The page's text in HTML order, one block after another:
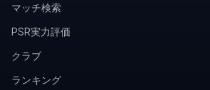
マッチ検索
PSR実力評価
クラブ
ランキング